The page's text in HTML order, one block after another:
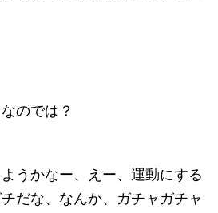
のでは？
うかなー、えー、運動にする
だな、なんか、ガチャガチャ